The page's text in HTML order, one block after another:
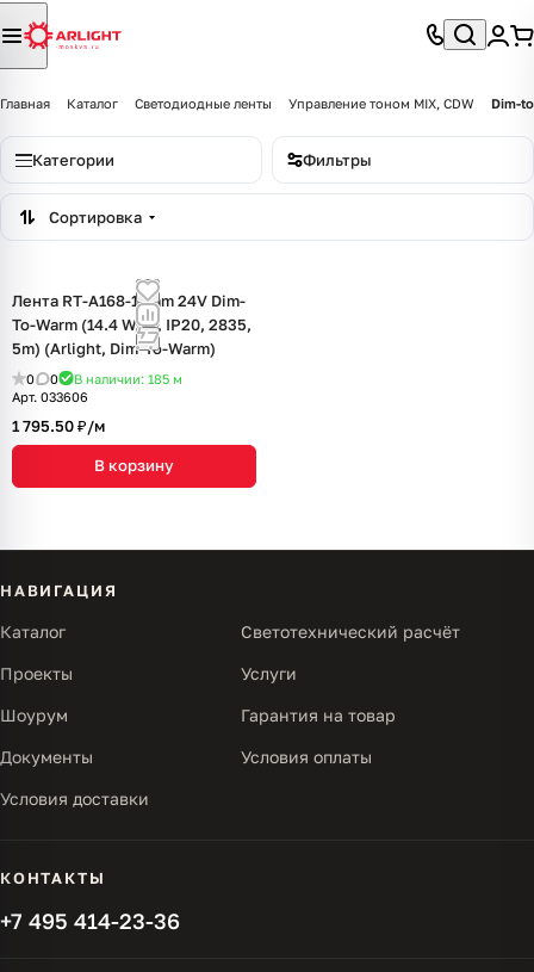
Главная Каталог Светодиодные ленты Управление тоном MIX, CDW Dim-
Категории Фильтры
Сортировка
Лента RT-A168-10mm 24V Dim-
To-Warm (14.4 W/m, IP20, 2835,
5m) (Arlight, Dim-To-Warm)
0 0 В наличии: 185 м
Арт. 033606
1 795.50 ₽/м
В корзину
НАВИГАЦИЯ
Каталог Светотехнический расчёт
Проекты Услуги
Шоурум Гарантия на товар
Документы Условия оплаты
Условия доставки
КОНТАКТЫ
+7 495 414-23-36